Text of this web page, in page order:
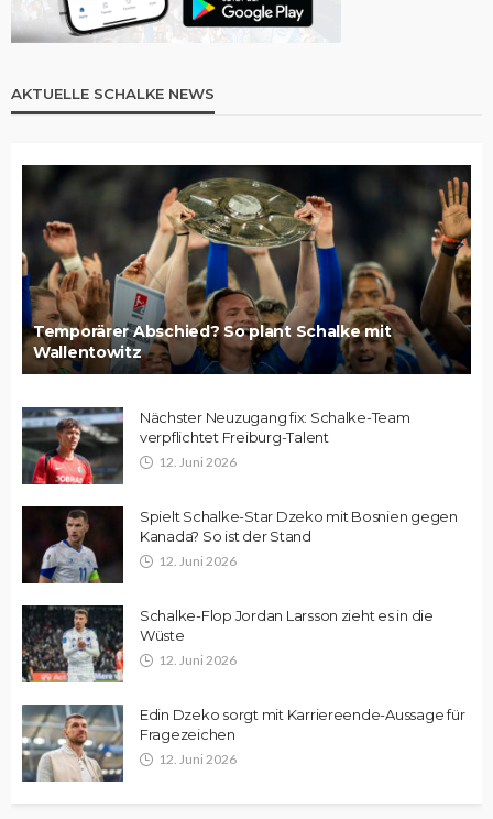
AKTUELLE SCHALKE NEWS
Temporärer Abschied? So plant Schalke mit
Wallentowitz
Nächster Neuzugang fix: Schalke-Team
verpflichtet Freiburg-Talent
12. Juni 2026
Spielt Schalke-Star Dzeko mit Bosnien gegen
Kanada? So ist der Stand
12. Juni 2026
Schalke-Flop Jordan Larsson zieht es in die
Wüste
12. Juni 2026
Edin Dzeko sorgt mit Karriereende-Aussage für
Fragezeichen
12. Juni 2026